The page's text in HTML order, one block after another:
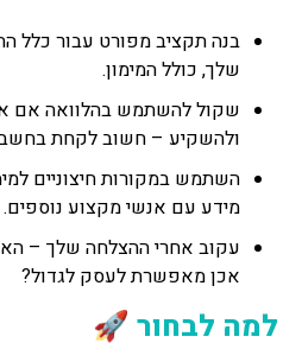
בנה תקציב מפורט עבור כלל
שלך, כולל המימון.
שקול להשתמש בהלוואה אם
ולהשקיע – חשוב לקחת
השתמש במקורות חיצוניים
מידע עם אנשי מקצוע נוספים.
עקוב אחרי ההצלחה שלך –
אכן מאפשרת לעסק לגדול?
למה לבחור 🚀